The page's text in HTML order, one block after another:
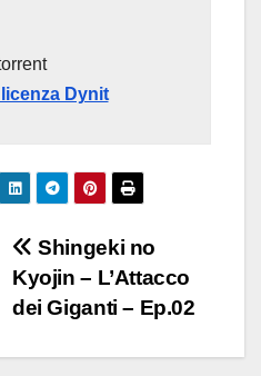
Dynit
Shingeki no
Kyojin – L’Attacco
dei Giganti – Ep.02